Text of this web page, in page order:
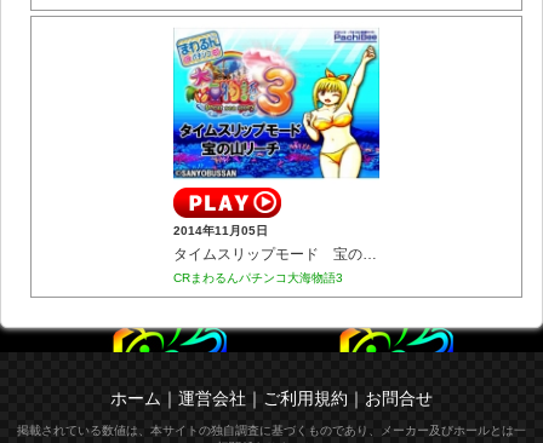
2014年11月05日
タイムスリップモード 宝の山リーチ
CRまわるんパチンコ大海物語3
ホーム ｜ 運営会社 ｜ ご利用規約 ｜ お問合せ
掲載されている数値は、本サイトの独自調査に基づくものであり、メーカー及びホールとは一